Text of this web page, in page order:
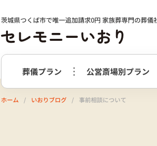
茨城県つくば市で唯一追加請求0円 家族葬専門の葬儀
葬儀プラン 公営斎場別プラン
つくばメ
ホーム いおりブログ 事前相談について